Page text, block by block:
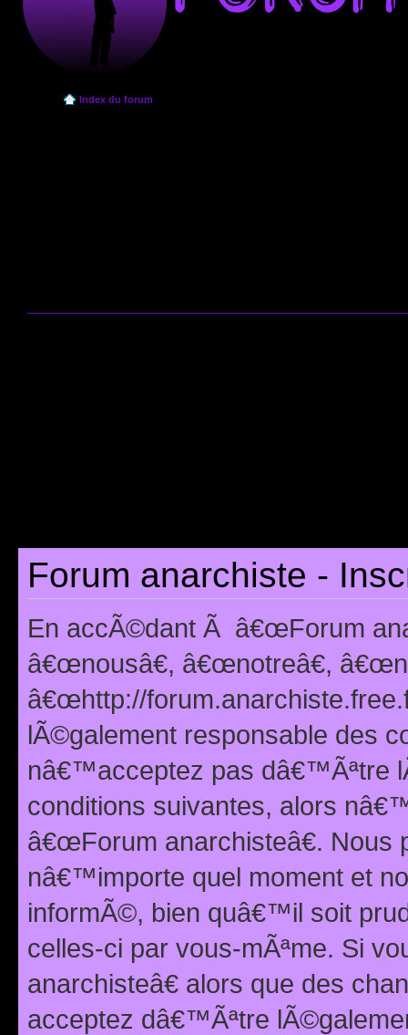
Index du forum
Forum anarchiste -
En accÃ©dant Ã â€œForum
â€œnousâ€, â€œnotreâ€,
â€œhttp://
lÃ©galement responsable des
nâ€™acceptez pas dâ€™Ãªtre
conditions suivantes, alors
â€œForum anarchisteâ€.
nâ€™importe quel moment et
informÃ©, bien quâ€™il soit
celles-ci par vous-mÃªme. Si
anarchisteâ€ alors que des
acceptez dâ€™Ãªtre